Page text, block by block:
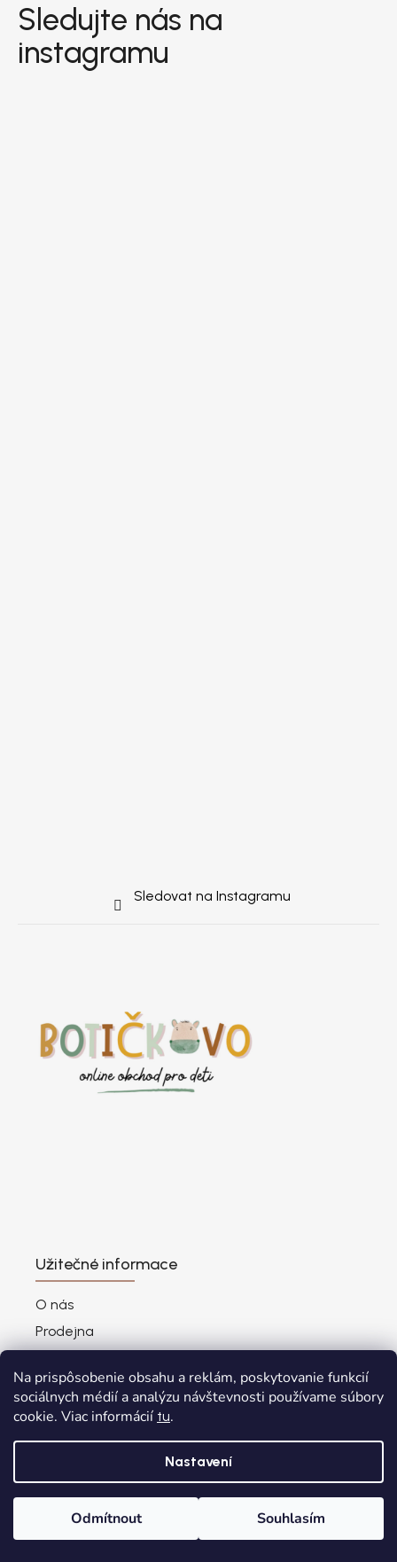
Na prispôsobenie obsahu a reklám, poskytovanie funkcií
sociálnych médií a analýzu návštevnosti používame súbory
cookie. Viac informácií tu.
Nastavení
Odmítnout Souhlasím
Sledujte nás na
instagramu
Sledovat na Instagramu
Užitečné informace
O nás
Prodejna
Nejčastější otázky
Věrnostní program
Vrácení – výměna zásilky přes ZÁSILKOVNU
Odstoupení od smlouvy